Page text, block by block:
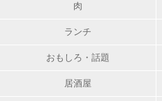
肉
ランチ
おもしろ・話題
居酒屋